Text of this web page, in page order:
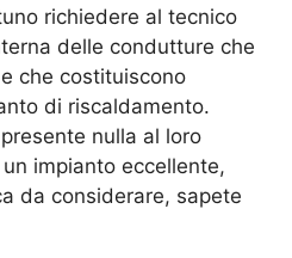
richiedere al tecnico
delle condutture che
che costituiscono
di riscaldamento.
nulla al loro
impianto eccellente,
da considerare, sapete